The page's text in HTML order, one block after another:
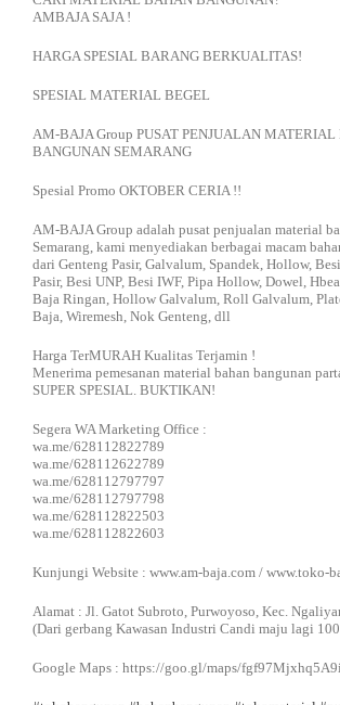
AMBAJA SAJA !
HARGA SPESIAL BARANG BERKUALITAS!
SPESIAL MATERIAL BEGEL
AM-BAJA Group PUSAT PENJUALAN
BANGUNAN SEMARANG
Spesial Promo OKTOBER CERIA !!
AM-BAJA Group adalah pusat penjualan material
Semarang, kami menyediakan berbagai macam
dari Genteng Pasir, Galvalum, Spandek, Hollow,
Pasir, Besi UNP, Besi IWF, Pipa Hollow, Dowel,
Baja Ringan, Hollow Galvalum, Roll Galvalum,
Baja, Wiremesh, Nok Genteng, dll
Harga TerMURAH Kualitas Terjamin !
Menerima pemesanan material bahan bangunan
SUPER SPESIAL. BUKTIKAN!
Segera WA Marketing Office :
wa.me/628112822789
wa.me/628112622789
wa.me/628112797797
wa.me/628112797798
wa.me/628112822503
wa.me/628112822603
Kunjungi Website : www.am-baja.com / www.toko-
Alamat : Jl. Gatot Subroto, Purwoyoso, Kec.
(Dari gerbang Kawasan Industri Candi maju lagi
Google Maps : https://goo.gl/maps/